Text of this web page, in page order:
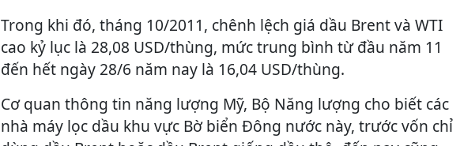
Trong khi đó, tháng 10/2011, chênh lệch giá dầu Brent và WTI
cao kỷ lục là 28,08 USD/thùng, mức trung bình từ đầu năm 11
đến hết ngày 28/6 năm nay là 16,04 USD/thùng.
Cơ quan thông tin năng lượng Mỹ, Bộ Năng lượng cho biết các
nhà máy lọc dầu khu vực Bờ biển Đông nước này, trước vốn chỉ